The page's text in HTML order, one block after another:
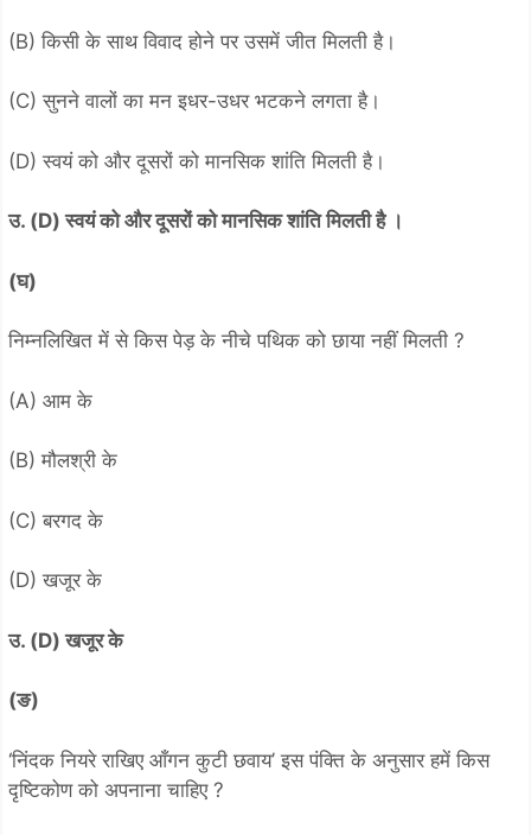
(B) किसी के साथ विवाद होने पर उसमें जीत मिलती है।
(C) सुनने वालों का मन इधर-उधर भटकने लगता है।
(D) स्वयं को और दूसरों को मानसिक शांति मिलती है।
उ. (D) स्वयं को और दूसरों को मानसिक शांति मिलती है ।
(घ)
निम्नलिखित में से किस पेड़ के नीचे पथिक को छाया नहीं मिलती ?
(A) आम के
(B) मौलश्री के
(C) बरगद के
(D) खजूर के
उ. (D) खजूर के
(ङ)
‘निंदक नियरे राखिए आँगन कुटी छवाय’ इस पंक्ति के अनुसार हमें किस
दृष्टिकोण को अपनाना चाहिए ?